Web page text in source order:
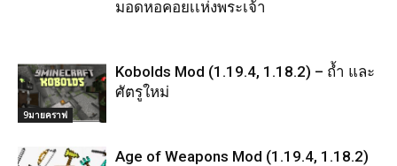
มอดหอคอยเเห่งพระเจ้า
9มายคราฟ
Kobolds Mod (1.19.4, 1.18.2) – ถ้ำ และ
ศัตรูใหม่
Age of Weapons Mod (1.19.4, 1.18.2)